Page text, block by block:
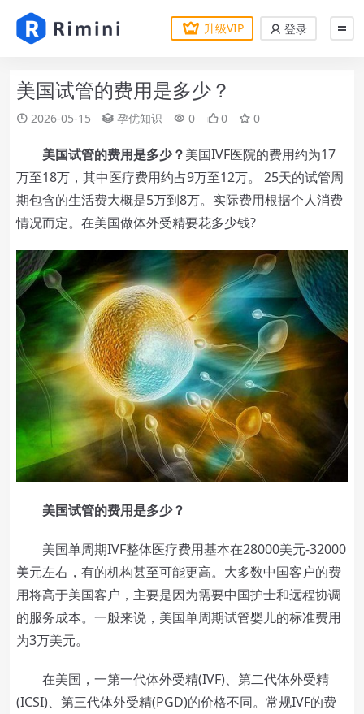
升级VIP 登录
美国试管的费用是多少？
2026-05-15 孕优知识 0 0 0
美国试管的费用是多少？美国IVF医院的费用约为17
万至18万，其中医疗费用约占9万至12万。 25天的试管周
期包含的生活费大概是5万到8万。实际费用根据个人消费
情况而定。在美国做体外受精要花多少钱?
美国试管的费用是多少？
美国单周期IVF整体医疗费用基本在28000美元-32000
美元左右，有的机构甚至可能更高。大多数中国客户的费
用将高于美国客户，主要是因为需要中国护士和远程协调
的服务成本。一般来说，美国单周期试管婴儿的标准费用
为3万美元。
在美国，一第一代体外受精(IVF)、第二代体外受精
(ICSI)、第三代体外受精(PGD)的价格不同。常规IVF的费